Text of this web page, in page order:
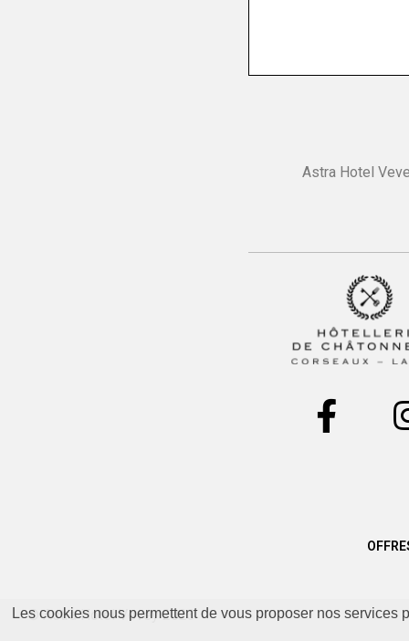
Astra Hotel
© Astra Hotel Vevey 2023
Les cookies nous permettent de vous proposer nos